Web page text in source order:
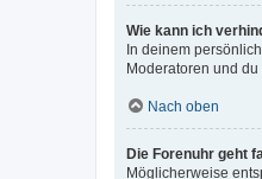
Wie kann ich
In deinem
Moderatoren und
Nach oben
Die Forenuhr geht
Möglicherweise